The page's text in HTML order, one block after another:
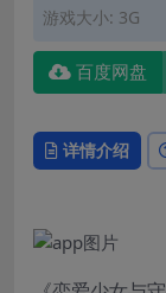
游戏大小: 3G
百度网盘
详情介绍